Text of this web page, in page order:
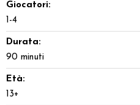
Giocatori:
1-4
Durata:
90 minuti
Età:
13+